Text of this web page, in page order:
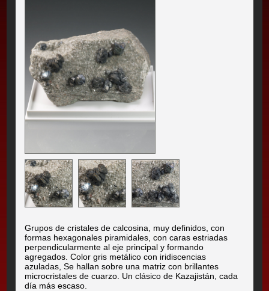
Grupos de cristales de calcosina, muy definidos, con
formas hexagonales piramidales, con caras estriadas
perpendicularmente al eje principal y formando
agregados. Color gris metálico con iridiscencias
azuladas, Se hallan sobre una matriz con brillantes
microcristales de cuarzo. Un clásico de Kazajistán, cada
día más escaso.